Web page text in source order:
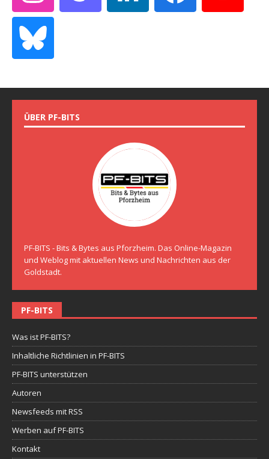
ÜBER PF-BITS
PF-BITS - Bits & Bytes aus Pforzheim. Das Online-Magazin
und Weblog mit aktuellen News und Nachrichten aus der
Goldstadt.
PF-BITS
Was ist PF-BITS?
Inhaltliche Richtlinien in PF-BITS
PF-BITS unterstützen
Autoren
Newsfeeds mit RSS
Werben auf PF-BITS
Kontakt